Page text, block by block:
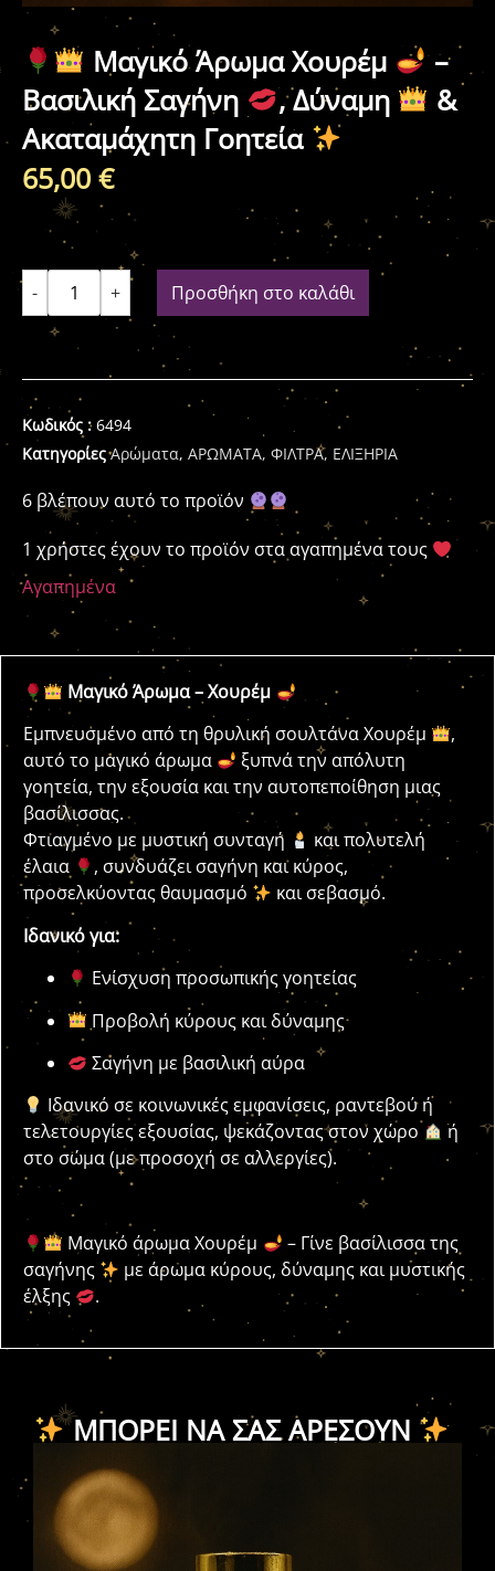
Μαγικό Άρωμα Χουρέμ
–
Βασιλική Σαγήνη
, Δύναμη
&
Ακαταμάχητη Γοητεία
65,00 €
- + Προσθήκη στο καλάθι
Κωδικός : 6494
Κατηγορίες Αρώματα, ΑΡΩΜΑΤΑ, ΦΙΛΤΡΑ, ΕΛΙΞΗΡΙΑ
6 βλέπουν αυτό το προϊόν
1 χρήστες έχουν το προϊόν στα αγαπημένα τους
Αγαπημένα
Μαγικό Άρωμα – Χουρέμ
Εμπνευσμένο από τη θρυλική σουλτάνα Χουρέμ
,
αυτό το μαγικό άρωμα
ξυπνά την απόλυτη
γοητεία, την εξουσία και την αυτοπεποίθηση μιας
βασίλισσας.
Φτιαγμένο με μυστική συνταγή
και πολυτελή
έλαια
, συνδυάζει σαγήνη και κύρος,
προσελκύοντας θαυμασμό
και σεβασμό.
Ιδανικό για:
Ενίσχυση προσωπικής γοητείας
Προβολή κύρους και δύναμης
Σαγήνη με βασιλική αύρα
Ιδανικό σε κοινωνικές εμφανίσεις, ραντεβού ή
τελετουργίες εξουσίας, ψεκάζοντας στον χώρο
ή
στο σώμα (με προσοχή σε αλλεργίες).
Μαγικό άρωμα Χουρέμ
– Γίνε βασίλισσα της
σαγήνης
με άρωμα κύρους, δύναμης και μυστικής
έλξης
.
ΜΠΟΡΕΊ ΝΑ ΣΑΣ ΑΡΈΣΟΥΝ